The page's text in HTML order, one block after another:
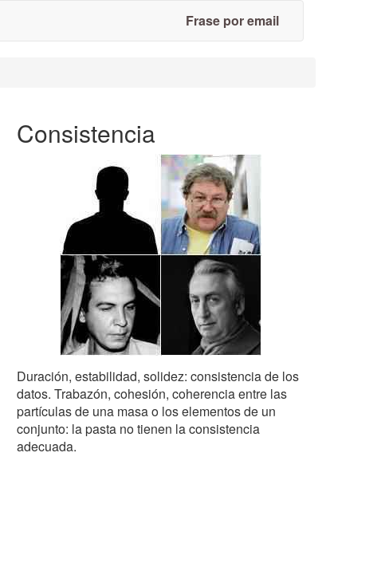
Frase por email
Consistencia
Duración, estabilidad, solidez: consistencia de los
datos. Trabazón, cohesión, coherencia entre las
partículas de una masa o los elementos de un
conjunto: la pasta no tienen la consistencia
adecuada.